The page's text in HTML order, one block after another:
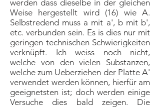
werden dass dieselbe in der gleichen
Weise hergestellt wird (16) wie A.
Selbstredend muss a mit a', b mit b',
etc. verbunden sein. Es is dies nur mit
geringen technischen Schwierigkeiten
verknüpft. Ich weiss noch nicht,
welche von den vielen Substanzen,
welche zum Ueberziehen der Platte A'
verwendet werden können, hierfür am
geeignetsten ist; doch werden einige
Versuche dies bald zeigen. Die